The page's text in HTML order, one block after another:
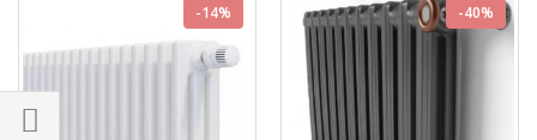
-14% -40%